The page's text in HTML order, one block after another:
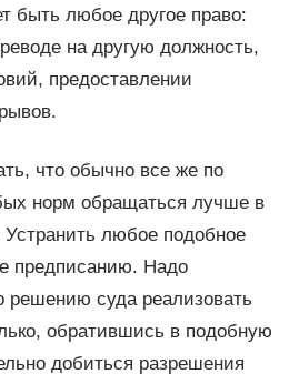
быть любое другое право:
на другую должность,
предоставлении
что обычно все же по
норм обращаться лучше в
любое подобное
предписанию. Надо
решению суда реализовать
обратившись в подобную
добиться разрешения